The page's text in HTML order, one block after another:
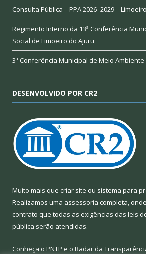
Consulta Pública – PPA 2026–2029 –
Regimento Interno da 13ª Conferência
Social de Limoeiro do Ajuru
3ª Conferência Municipal de Meio Ambiente
DESENVOLVIDO POR CR2
Muito mais que criar site ou sistema para
Realizamos uma assessoria completa,
contrato que todas as exigências das leis
pública serão atendidas.
Conheça o PNTP e o Radar da